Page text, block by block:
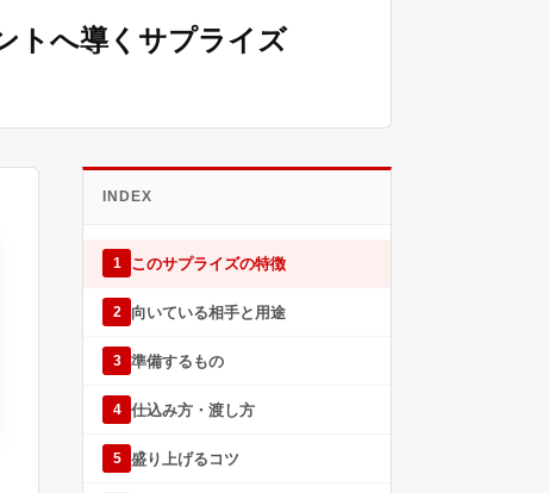
トへ導くサプライズ
INDEX
1 このサプライズの特徴
2 向いている相手と用途
3 準備するもの
4 仕込み方・渡し方
5 盛り上げるコツ